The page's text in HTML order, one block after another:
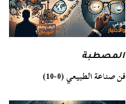
المصطبة
فن صناعة الطبيعي (0-10)